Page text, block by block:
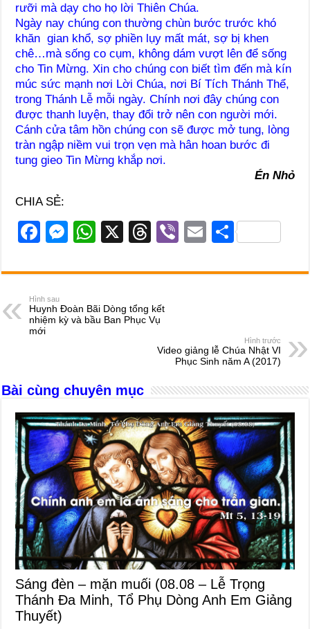
rưỡi mà dạy cho họ lời Thiên Chúa.
Ngày nay chúng con thường chùn bước trước khó
khăn gian khổ, sợ phiền lụy mất mát, sợ bị khen
chê…mà sống co cụm, không dám vượt lên để sống
cho Tin Mừng. Xin cho chúng con biết tìm đến mà kín
múc sức mạnh nơi Lời Chúa, nơi Bí Tích Thánh Thể,
trong Thánh Lễ mỗi ngày. Chính nơi đây chúng con
được thanh luyện, thay đổi trở nên con người mới.
Cánh cửa tâm hồn chúng con sẽ được mở tung, lòng
tràn ngập niềm vui trọn vẹn mà hân hoan bước đi
tung gieo Tin Mừng khắp nơi.
Én Nhỏ
CHIA SẺ:
F
c
e
b
o
k
M
ss
n
W
at
A
X
T
e
a
d
s
Vi
er
E
ail
S
ar
Hình sau
Huynh Đoàn Bãi Dòng tổng kết
nhiệm kỳ và bầu Ban Phục Vụ
mới
Hình trước
Video giảng lễ Chúa Nhật VI
Phục Sinh năm A (2017)
Bài cùng chuyên mục
Sáng đèn – mặn muối (08.08 – Lễ Trọng
Thánh Đa Minh, Tổ Phụ Dòng Anh Em Giảng
Thuyết)